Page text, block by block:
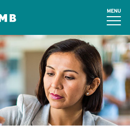
MENU